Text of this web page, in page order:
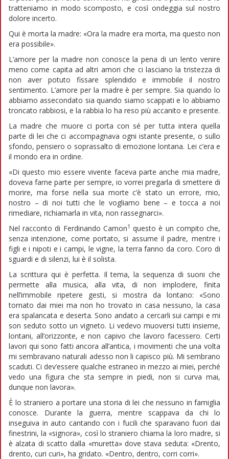
tratteniamo in modo scomposto, e così ondeggia sul nostro
dolore incerto.
Qui è morta la madre: «Ora la madre era morta, ma questo non
era possibile».
L’amore per la madre non conosce la pena di un lento venire
meno come capita ad altri amori che ci lasciano la tristezza di
non aver potuto fissare splendido e immobile il nostro
sentimento. L’amore per la madre è per sempre. Sia quando lo
abbiamo assecondato sia quando siamo scappati e lo abbiamo
troncato rabbiosi, e la rabbia lo ha reso più accanito e presente.
La madre che muore ci porta con sé per tutta intera quella
parte di lei che ci accompagnava ogni istante presente, o sullo
sfondo, pensiero o soprassalto di emozione lontana. Lei c’era e
il mondo era in ordine.
«Di questo mio essere vivente faceva parte anche mia madre,
doveva farne parte per sempre, io vorrei pregarla di smettere di
morire, ma forse nella sua morte c’è stato un errore, mio,
nostro – di noi tutti che le vogliamo bene – e tocca a noi
rimediare, richiamarla in vita, non rassegnarci».
Nel racconto di Ferdinando Camon1 questo è un compito che,
senza intenzione, come portato, si assume il padre, mentre i
figli e i nipoti e i campi, le vigne, la terra fanno da coro. Coro di
sguardi e di silenzi, lui è il solista.
La scrittura qui è perfetta. Il tema, la sequenza di suoni che
permette alla musica, alla vita, di non implodere, finita
nell’immobile ripetere gesti, si mostra da lontano: «Sono
tornato dai miei ma non ho trovato in casa nessuno, la casa
era spalancata e deserta. Sono andato a cercarli sui campi e mi
son seduto sotto un vigneto. Li vedevo muoversi tutti insieme,
lontani, all’orizzonte, e non capivo che lavoro facessero. Certi
lavori qui sono fatti ancora all’antica, i movimenti che una volta
mi sembravano naturali adesso non li capisco più. Mi sembrano
scaduti. Ci dev’essere qualche estraneo in mezzo ai miei, perché
vedo una figura che sta sempre in piedi, non si curva mai,
dunque non lavora».
È lo straniero a portare una storia di lei che nessuno in famiglia
conosce. Durante la guerra, mentre scappava da chi lo
inseguiva in auto cantando con i fucili che sparavano fuori dai
finestrini, la «signora», così lo straniero chiama la loro madre, si
è alzata di scatto dalla «muretta» dove stava seduta: «Drento,
drento, curi curi», ha gridato. «Dentro, dentro, corri corri».